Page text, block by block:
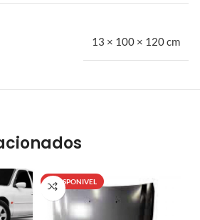
13 × 100 × 120 cm
INDISPONIVEL